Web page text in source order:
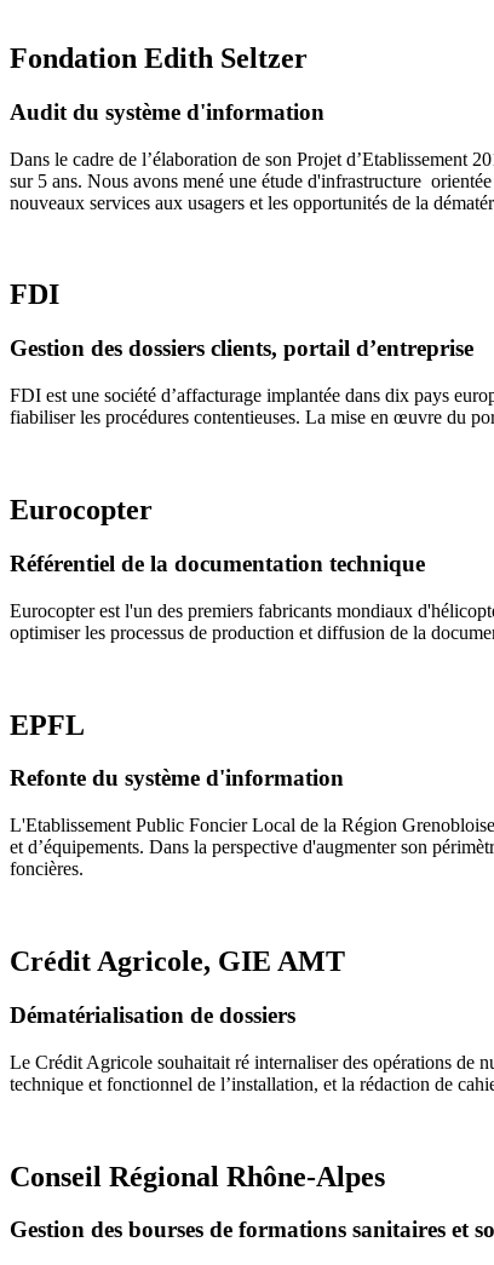
Fondation Edith Seltzer
Audit du système d'information
Dans le cadre de l’élaboration de son Projet d’Etablissement
sur 5 ans. Nous avons mené une étude d'infrastructure
nouveaux services aux usagers et les opportunités de la
FDI
Gestion des dossiers clients, portail d’entreprise
FDI est une société d’affacturage implantée dans dix pays
fiabiliser les procédures contentieuses. La mise en œuvre du
Eurocopter
Référentiel de la documentation technique
Eurocopter est l'un des premiers fabricants mondiaux
optimiser les processus de production et diffusion de la
EPFL
Refonte du système d'information
L'Etablissement Public Foncier Local de la Région
et d’équipements. Dans la perspective d'augmenter son
foncières.
Crédit Agricole, GIE AMT
Dématérialisation de dossiers
Le Crédit Agricole souhaitait ré internaliser des opérations de
technique et fonctionnel de l’installation, et la rédaction de
Conseil Régional Rhône-Alpes
Gestion des bourses de formations sanitaires et